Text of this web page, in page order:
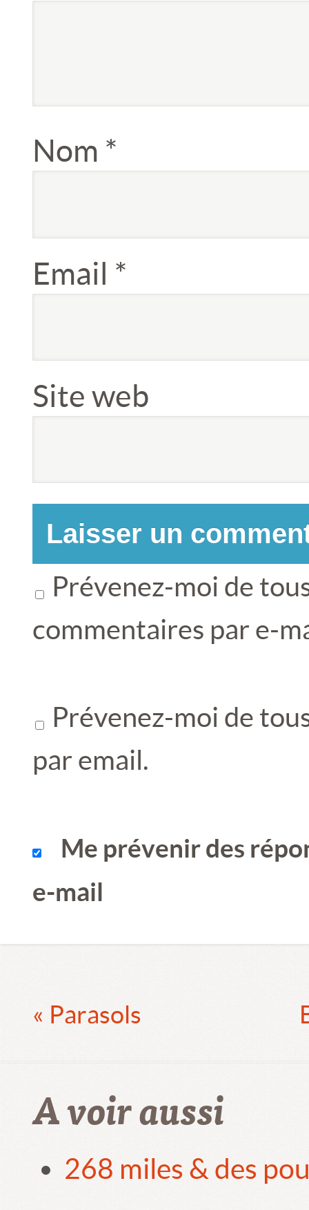
Nom *
Email *
Site web
Prévenez-moi de
commentaires par e-
Prévenez-moi de
par email.
Me prévenir des
e-mail
« Parasols
A voir aussi
268 miles & des